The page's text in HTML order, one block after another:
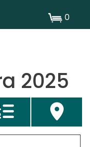
0
2025